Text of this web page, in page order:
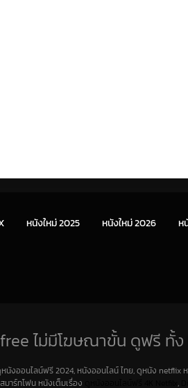
หนังใหม่ 2025 หนังใหม่ 2026 ห
ไม่มีโฆษณาขั้น ดูฟรี ทั้ง
นังออนไลน์ฟรี 2024, หนังออนไลน์ ไทย, ดูหนัง
าร์ทโฟน หนังเต็มเรื่อง ,